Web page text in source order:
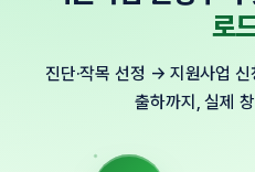
로
진단·작목 선정 → 지원사업
출하까지, 실제